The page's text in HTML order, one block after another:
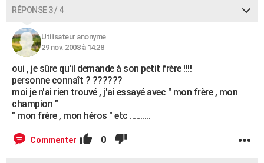
RÉPONSE 3 / 4
Utilisateur anonyme
29 nov. 2008 à 14:28
oui , je sûre qu'il demande à son petit frère !!!!
personne connaît ? ??????
moi je n'ai rien trouvé , j'ai essayé avec " mon frère , mon
champion "
" mon frère , mon héros " etc ..........
Commenter 0